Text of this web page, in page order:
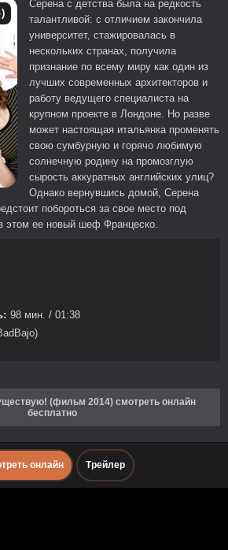
Серена с детства была на редкость
талантливой: с отличием закончила
университет, стажировалась в
нескольких странах, получила
признание по всему миру как один из
лучших современных архитекторов и
работу ведущего специалиста на
крупном проекте в Лондоне. Но разве
может настоящая итальянка променять
свою сумбурную и горячо любимую
солнечную родину на промозглую
сырость аккуратных английских улиц?
Однако вернувшись домой, Серена
побороться за свое место под
этом ее новый шеф Францеско.
98 мин. / 01:38
(фильм 2014) смотреть онлайн
бесплатно
онлайн Трейлер